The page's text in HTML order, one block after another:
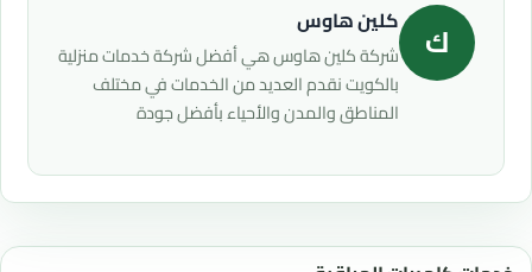
ك كلين هاوس
شركة كلين هاوس هي أفضل شركة خدمات منزلية
بالكويت نقدم العديد من الخدمات في مختلف
المناطق والمدن والأحياء بأفضل جودة